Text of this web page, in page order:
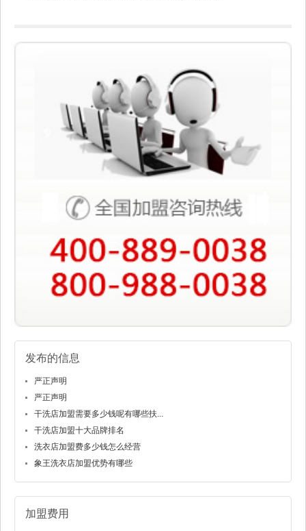
发布的信息
严正声明
严正声明
干洗店加盟需要多少钱呢有哪些扶...
干洗店加盟十大品牌排名
洗衣店加盟费多少钱怎么经营
象王洗衣店加盟优势有哪些
加盟费用